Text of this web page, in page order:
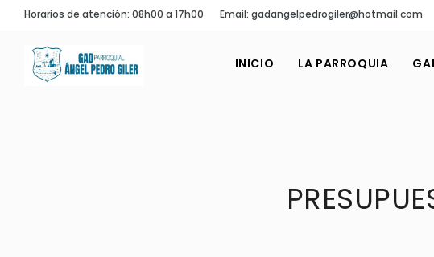
Horarios de atención: 08h00 a 17h00 Email: gadangelpedrogiler@hotmail.com
INICIO LA PARROQUIA